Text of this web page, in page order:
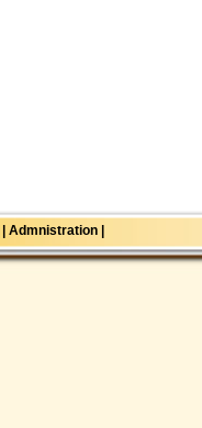
| Admnistration |